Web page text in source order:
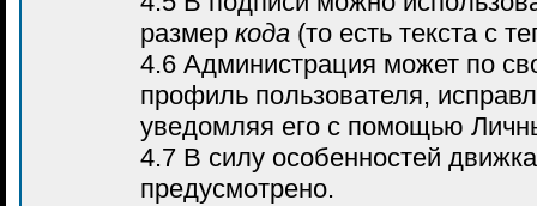
размер кода (то есть текста с
4.6 Администрация может по
профиль пользователя,
уведомляя его с помощью
4.7 В силу особенностей
предусмотрено.